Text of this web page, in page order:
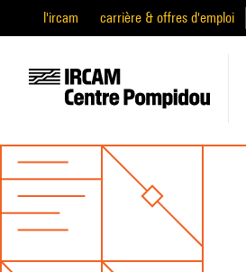
l'ircam carrière & offres d'emploi